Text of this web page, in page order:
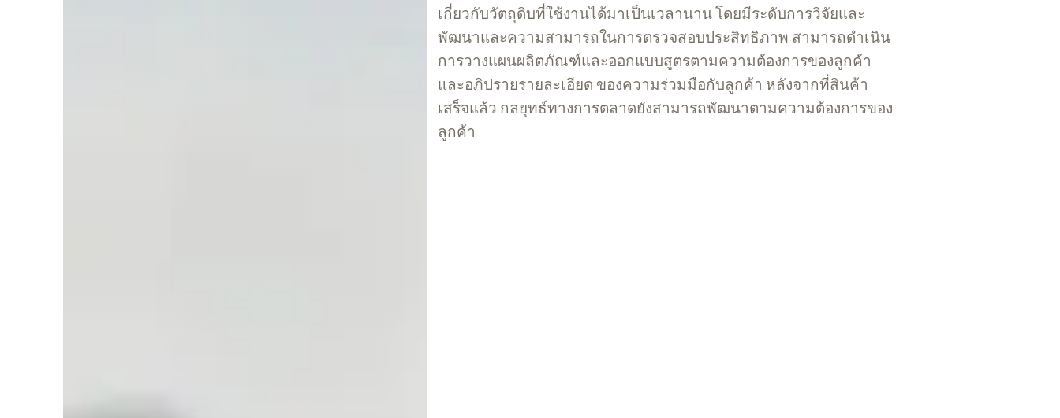
เกี่ยวกับวัตถุดิบที่ใช้งานได้มาเป็นเวลานาน โดยมีระดับการวิจัยและ
พัฒนาและความสามารถในการตรวจสอบประสิทธิภาพ สามารถดำเนิน
การวางแผนผลิตภัณฑ์และออกแบบสูตรตามความต้องการของลูกค้า
และอภิปรายรายละเอียด ของความร่วมมือกับลูกค้า หลังจากที่สินค้า
เสร็จแล้ว กลยุทธ์ทางการตลาดยังสามารถพัฒนาตามความต้องการของ
ลูกค้า